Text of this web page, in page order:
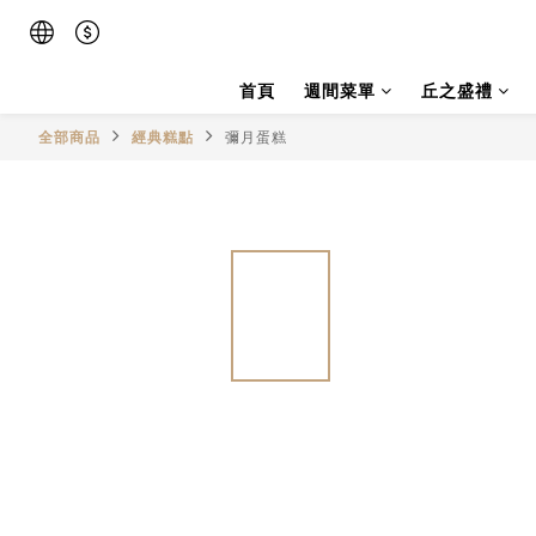
首頁 週間菜單 丘之盛禮
全部商品 經典糕點 彌月蛋糕